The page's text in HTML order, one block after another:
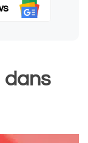
dans